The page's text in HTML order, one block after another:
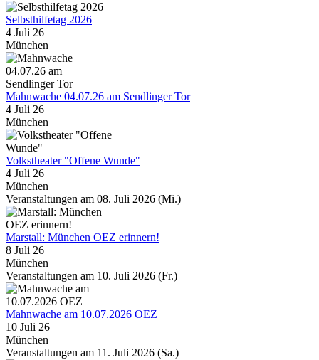
Selbsthilfetag 2026
4 Juli 26
München
Mahnwache 04.07.26 am Sendlinger Tor
4 Juli 26
München
Volkstheater "Offene Wunde"
4 Juli 26
München
Veranstaltungen am 08. Juli 2026 (Mi.)
Marstall: München OEZ erinnern!
8 Juli 26
München
Veranstaltungen am 10. Juli 2026 (Fr.)
Mahnwache am 10.07.2026 OEZ
10 Juli 26
München
Veranstaltungen am 11. Juli 2026 (Sa.)